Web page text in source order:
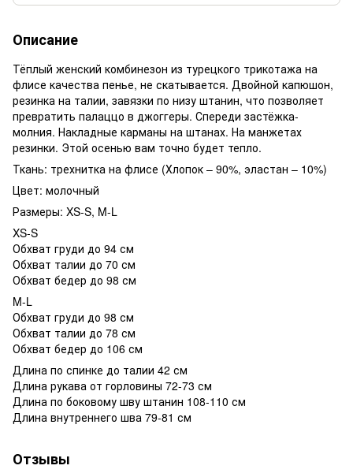
Описание
Тёплый женский комбинезон из турецкого трикотажа на
флисе качества пенье, не скатывается. Двойной капюшон,
резинка на талии, завязки по низу штанин, что позволяет
превратить палаццо в джоггеры. Спереди застёжка-
молния. Накладные карманы на штанах. На манжетах
резинки. Этой осенью вам точно будет тепло.
Ткань: трехнитка на флисе (Хлопок – 90%, эластан – 10%)
Цвет: молочный
Размеры: XS-S, M-L
XS-S
Обхват груди до 94 см
Обхват талии до 70 см
Обхват бедер до 98 см
M-L
Обхват груди до 98 см
Обхват талии до 78 см
Обхват бедер до 106 см
Длина по спинке до талии 42 см
Длина рукава от горловины 72-73 см
Длина по боковому шву штанин 108-110 см
Длина внутреннего шва 79-81 см
Отзывы